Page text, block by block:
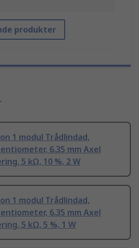
produkter
1 modul Trådlindad,
6.35 mm Axel
5 kΩ, 10 %, 2 W
1 modul Trådlindad,
6.35 mm Axel
5 kΩ, 5 %, 1 W